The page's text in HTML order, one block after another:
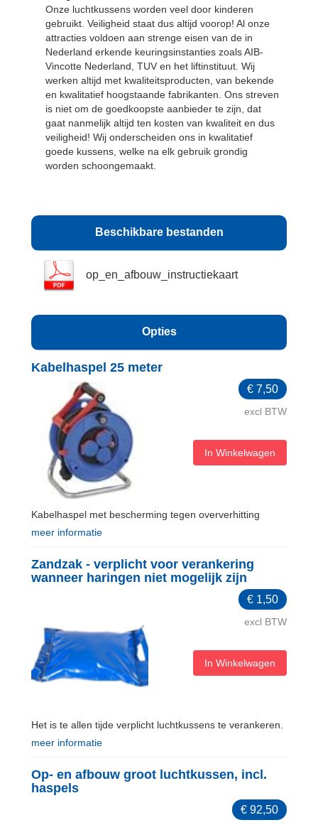
Onze luchtkussens worden veel door kinderen
gebruikt. Veiligheid staat dus altijd voorop! Al onze
attracties voldoen aan strenge eisen van de in
Nederland erkende keuringsinstanties zoals AIB-
Vincotte Nederland, TUV en het liftinstituut. Wij
werken altijd met kwaliteitsproducten, van bekende
en kwalitatief hoogstaande fabrikanten. Ons streven
is niet om de goedkoopste aanbieder te zijn, dat
gaat nanmelijk altijd ten kosten van kwaliteit en dus
veiligheid! Wij onderscheiden ons in kwalitatief
goede kussens, welke na elk gebruik grondig
worden schoongemaakt.
Beschikbare bestanden
op_en_afbouw_instructiekaart
Opties
Kabelhaspel 25 meter
€ 7,50
excl BTW
In Winkelwagen
Kabelhaspel met bescherming tegen oververhitting
meer informatie
Zandzak - verplicht voor verankering
wanneer haringen niet mogelijk zijn
€ 1,50
excl BTW
In Winkelwagen
Het is te allen tijde verplicht luchtkussens te verankeren.
meer informatie
Op- en afbouw groot luchtkussen, incl.
haspels
€ 92,50